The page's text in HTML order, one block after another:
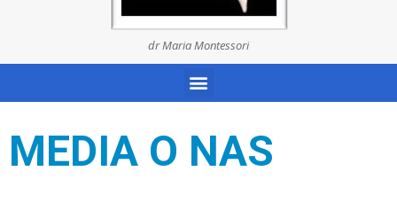
dr Maria Montessori
MEDIA O NAS